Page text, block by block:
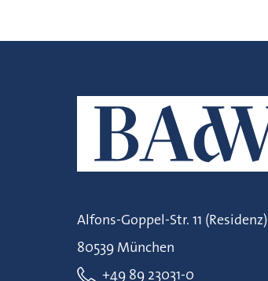
Alfons-Goppel-Str. 11 (Residenz)
80539 München
+49 89 23031-0